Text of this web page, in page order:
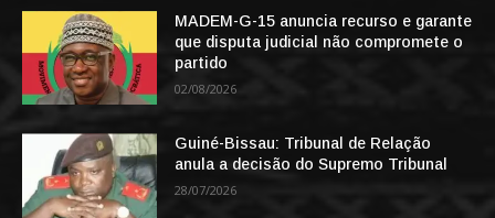
MADEM-G-15 anuncia recurso e garante
que disputa judicial não compromete o
partido
02/08/2026
Guiné-Bissau: Tribunal de Relação
anula a decisão do Supremo Tribunal
28/07/2026